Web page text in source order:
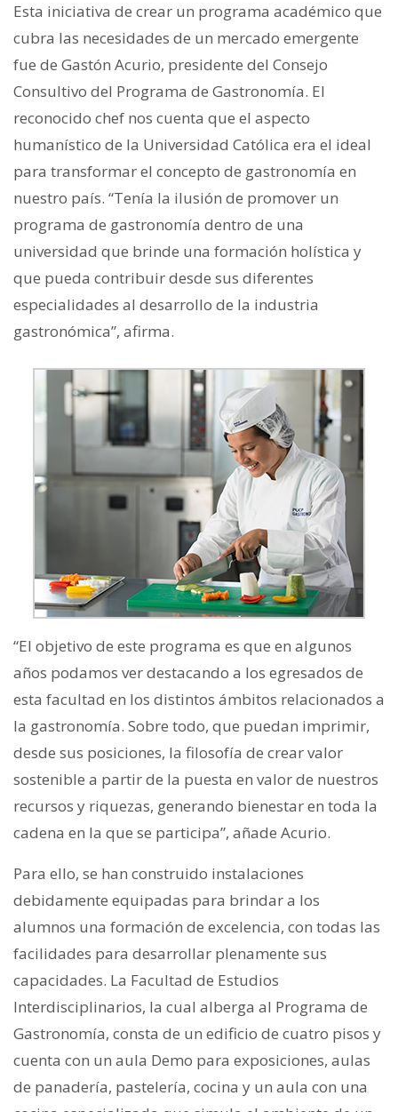
Esta iniciativa de crear un programa académico que
cubra las necesidades de un mercado emergente
fue de Gastón Acurio, presidente del Consejo
Consultivo del Programa de Gastronomía. El
reconocido chef nos cuenta que el aspecto
humanístico de la Universidad Católica era el ideal
para transformar el concepto de gastronomía en
nuestro país. “Tenía la ilusión de promover un
programa de gastronomía dentro de una
universidad que brinde una formación holística y
que pueda contribuir desde sus diferentes
especialidades al desarrollo de la industria
gastronómica”, afirma.
“El objetivo de este programa es que en algunos
años podamos ver destacando a los egresados de
esta facultad en los distintos ámbitos relacionados a
la gastronomía. Sobre todo, que puedan imprimir,
desde sus posiciones, la filosofía de crear valor
sostenible a partir de la puesta en valor de nuestros
recursos y riquezas, generando bienestar en toda la
cadena en la que se participa”, añade Acurio.
Para ello, se han construido instalaciones
debidamente equipadas para brindar a los
alumnos una formación de excelencia, con todas las
facilidades para desarrollar plenamente sus
capacidades. La Facultad de Estudios
Interdisciplinarios, la cual alberga al Programa de
Gastronomía, consta de un edificio de cuatro pisos y
cuenta con un aula Demo para exposiciones, aulas
de panadería, pastelería, cocina y un aula con una